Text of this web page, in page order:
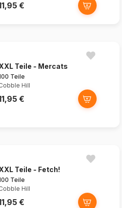
€
Teile - Mercats
Teile
Hill
€
Teile - Fetch!
Teile
Hill
€